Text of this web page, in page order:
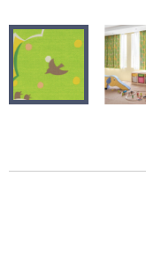
モデルハウス
新築戸建・マンション
#リリカラのある暮らし